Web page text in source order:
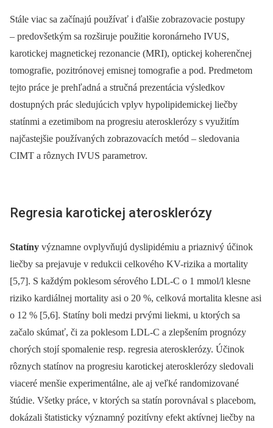
Stále viac sa začínajú používať i ďalšie zobrazovacie postupy
–⁠ predovšetkým sa rozširuje použitie koronárneho IVUS,
karotickej magnetickej rezonancie (MRI), optickej koherenčnej
tomografie, pozitrónovej emisnej tomografie a pod. Predmetom
tejto práce je prehľadná a stručná prezentácia výsledkov
dostupných prác sledujúcich vplyv hypolipidemickej liečby
statínmi a ezetimibom na progresiu aterosklerózy s využitím
najčastejšie používaných zobrazovacích metód –⁠ sledovania
CIMT a rôznych IVUS parametrov.
Regresia karotickej aterosklerózy
Statíny významne ovplyvňujú dyslipidémiu a priaznivý účinok
liečby sa prejavuje v redukcii celkového KV-rizika a mortality
[5,7]. S každým poklesom sérového LDL-C o 1 mmol/l klesne
riziko kardiálnej mortality asi o 20 %, celková mortalita klesne asi
o 12 % [5,6]. Statíny boli medzi prvými liekmi, u ktorých sa
začalo skúmať, či za poklesom LDL-C a zlepšením prognózy
chorých stojí spomalenie resp. regresia aterosklerózy. Účinok
rôznych statínov na progresiu karotickej aterosklerózy sledovali
viaceré menšie experimentálne, ale aj veľké randomizované
štúdie. Všetky práce, v ktorých sa statín porovnával s placebom,
dokázali štatisticky významný pozitívny efekt aktívnej liečby na